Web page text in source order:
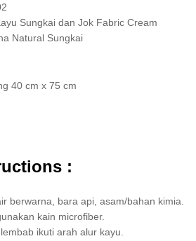
Sungkai dan Jok Fabric Cream
Natural Sungkai
40 cm x 75 cm
:
berwarna, bara api, asam/bahan kimia.
kain microfiber.
ikuti arah alur kayu.